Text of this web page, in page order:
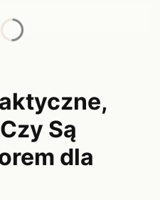
Są
dla